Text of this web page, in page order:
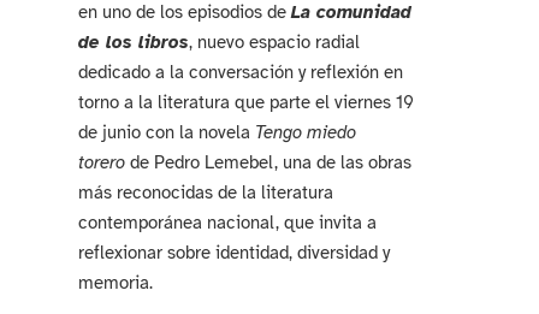
en uno de los episodios deLa comunidad
de los libros, nuevo espacio radial
dedicado a la conversación y reflexión en
torno a la literatura que parte el viernes 19
de junio con la novela Tengo miedo
torero de Pedro Lemebel, una de las obras
más reconocidas de la literatura
contemporánea nacional, que invita a
reflexionar sobre identidad, diversidad y
memoria.